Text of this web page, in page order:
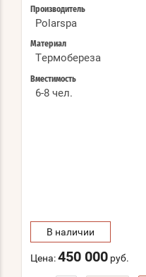
Производитель
Polarspa
Материал
Термобереза
Вместимость
6-8 чел.
В наличии
Цена:450 000 руб.